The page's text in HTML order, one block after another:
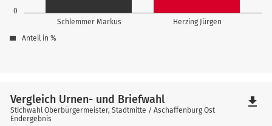
0
Schlemmer Markus Herzing Jürgen
Anteil in %
Vergleich Urnen- und Briefwahl
Stichwahl Oberbürgermeister, Stadtmitte / Aschaffenburg Ost
Endergebnis
file_download